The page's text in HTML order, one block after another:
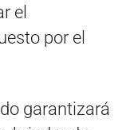
el
por el
garantizará